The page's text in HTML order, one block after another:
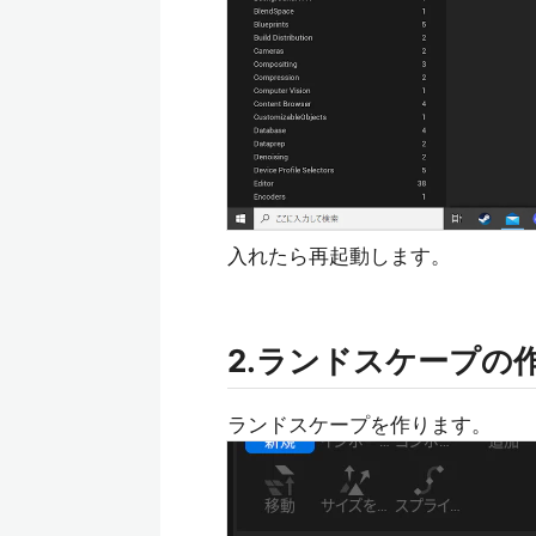
入れたら再起動します。
2.ランドスケープの
ランドスケープを作ります。